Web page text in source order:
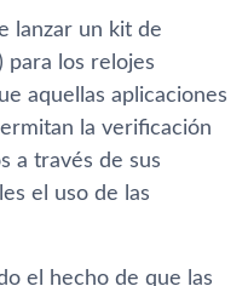
lanzar un kit de
para los relojes
aquellas aplicaciones
la verificación
a través de sus
el uso de las
el hecho de que las